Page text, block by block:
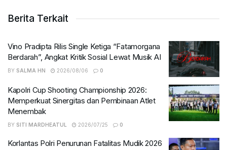
Berita Terkait
Vino Pradipta Rilis Single Ketiga “Fatamorgana
Berdarah”, Angkat Kritik Sosial Lewat Musik AI
BY SALMA HN 2026/08/06 0
Kapolri Cup Shooting Championship 2026:
Memperkuat Sinergitas dan Pembinaan Atlet
Menembak
BY SITI MARDHEATUL 2026/07/25 0
Korlantas Polri Penurunan Fatalitas Mudik 2026